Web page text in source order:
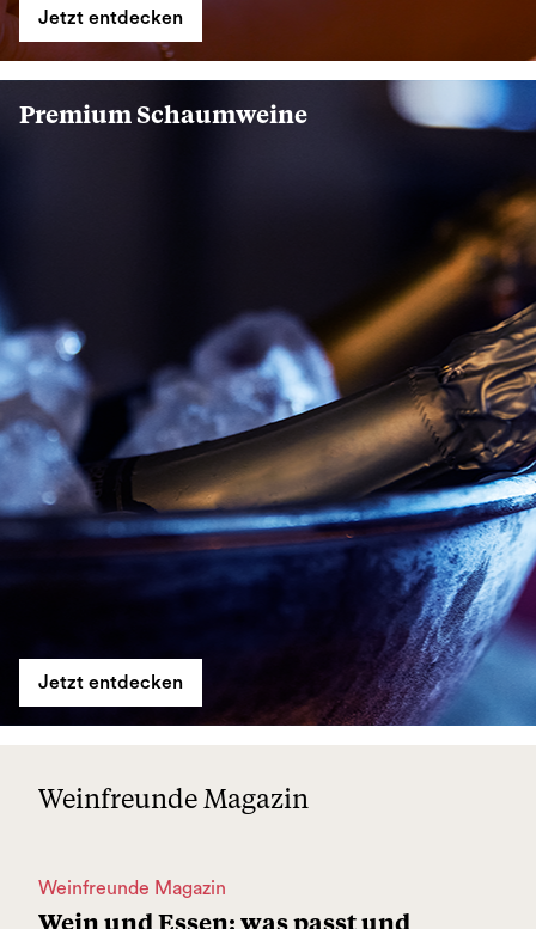
Jetzt entdecken
Premium Schaumweine
Jetzt entdecken
Weinfreunde Magazin
Weinfreunde Magazin
Wein und Essen: was passt und